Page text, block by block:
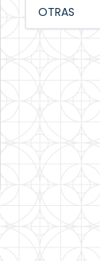
OTRAS